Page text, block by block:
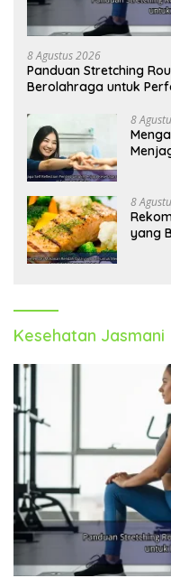
8 Agustus 2026
Panduan Stretching
Berolahraga untuk
8
8
yang
Kesehatan Jasmani